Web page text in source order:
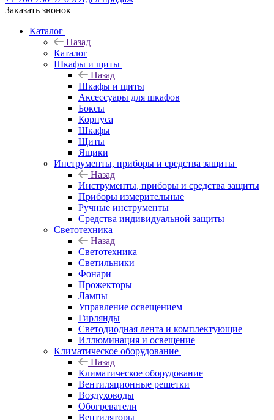
Заказать звонок
Каталог
Назад
Каталог
Шкафы и щиты
Назад
Шкафы и щиты
Аксессуары для шкафов
Боксы
Корпуса
Шкафы
Щиты
Ящики
Инструменты, приборы и средства защиты
Назад
Инструменты, приборы и средства защиты
Приборы измерительные
Ручные инструменты
Средства индивидуальной защиты
Светотехника
Назад
Светотехника
Светильники
Фонари
Прожекторы
Лампы
Управление освещением
Гирлянды
Светодиодная лента и комплектующие
Иллюминация и освещение
Климатическое оборудование
Назад
Климатическое оборудование
Вентиляционные решетки
Воздуховоды
Обогреватели
Вентиляторы